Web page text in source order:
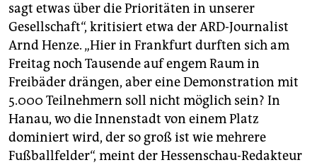
sagt etwas über die Prioritäten in unserer
Gesellschaft“, kritisiert etwa der ARD-Journalist
Arnd Henze. „Hier in Frankfurt durften sich am
Freitag noch Tausende auf engem Raum in
Freibäder drängen, aber eine Demonstration mit
5.000 Teilnehmern soll nicht möglich sein? In
Hanau, wo die Innenstadt von einem Platz
dominiert wird, der so groß ist wie mehrere
Fußballfelder“, meint der Hessenschau-Redakteur